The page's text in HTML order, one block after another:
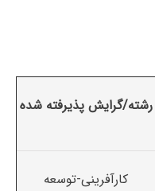
رشته/گرایش پذیرفته شده
کارآفرینی-توسعه